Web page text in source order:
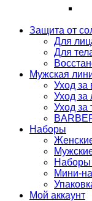
Защита от
Для
Для
Мужская
Уход за
Уход за
Уход за
Наборы
Наборы
Мини-
Мой аккаунт